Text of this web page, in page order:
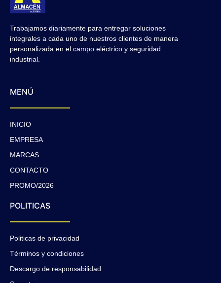
Trabajamos diariamente para entregar soluciones
integrales a cada uno de nuestros clientes de manera
personalizada en el campo eléctrico y seguridad
industrial.
MENÚ
INICIO
EMPRESA
MARCAS
CONTACTO
PROMO/2026
POLITICAS
Politicas de privacidad
Términos y condiciones
Descargo de responsabilidad